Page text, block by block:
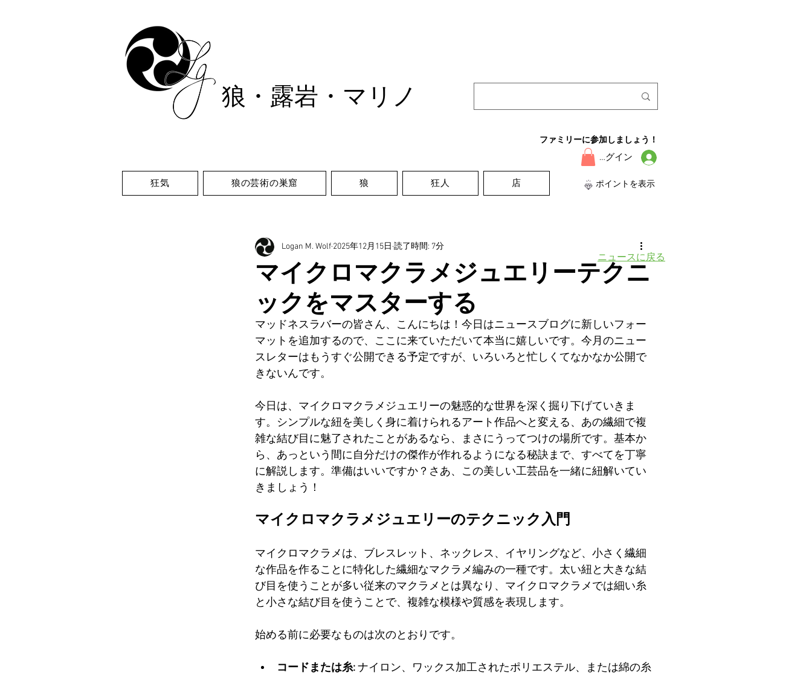
狼 ・露岩・マリノ
ファミリーに参加しましょう！
狂気 狼の芸術の巣窟 狼 狂人 店
ログイン
ポイントを表示
マイクロマクラメジュエリーテクニ
ックをマスターする
Logan M. Wolf 2025年12月15日 読了時間: 7分
マッドネスラバーの皆さん、こんにちは！今日はニュースブログに新しいフォー
マットを追加するので、ここに来ていただいて本当に嬉しいです。今月のニュー
スレターはもうすぐ公開できる予定ですが、いろいろと忙しくてなかなか公開で
きないんです。
今日は、マイクロマクラメジュエリーの魅惑的な世界を深く掘り下げていきま
す。シンプルな紐を美しく身に着けられるアート作品へと変える、あの繊細で複
雑な結び目に魅了されたことがあるなら、まさにうってつけの場所です。基本か
ら、あっという間に自分だけの傑作が作れるようになる秘訣まで、すべてを丁寧
に解説します。準備はいいですか？さあ、この美しい工芸品を一緒に紐解いてい
きましょう！
マイクロマクラメジュエリーのテクニック入門
マイクロマクラメは、ブレスレット、ネックレス、イヤリングなど、小さく繊細
な作品を作ることに特化した繊細なマクラメ編みの一種です。太い紐と大きな結
び目を使うことが多い従来のマクラメとは異なり、マイクロマクラメでは細い糸
と小さな結び目を使うことで、複雑な模様や質感を表現します。
始める前に必要なものは次のとおりです。
コードまたは糸: ナイロン、ワックス加工されたポリエステル、または綿の糸
ニュースに戻る